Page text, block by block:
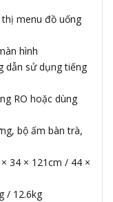
menu đồ uống
hình
dẫn sử dụng tiếng
RO hoặc dùng
bộ ấm bàn trà,
34 × 121cm / 44 ×
/ 12.6kg